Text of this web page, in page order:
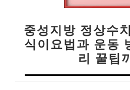
중성지방 정상수
식이요법과 운동
리 꿀팁